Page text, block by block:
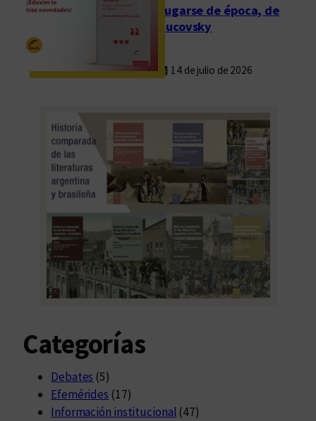
Fugarse de época, de
Rucovsky
14 de julio de 2026
Categorías
Debates (5)
Efemérides (17)
Información institucional (47)